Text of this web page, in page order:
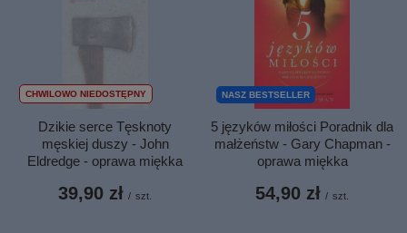
CHWILOWO NIEDOSTĘPNY
Dzikie serce Tęsknoty
męskiej duszy - John
Eldredge - oprawa miękka
39,90 zł / szt.
NASZ BESTSELLER
5 języków miłości Poradnik dla
małżeństw - Gary Chapman -
oprawa miękka
54,90 zł / szt.